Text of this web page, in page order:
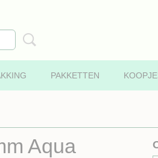
PAKKETTEN
Aqua